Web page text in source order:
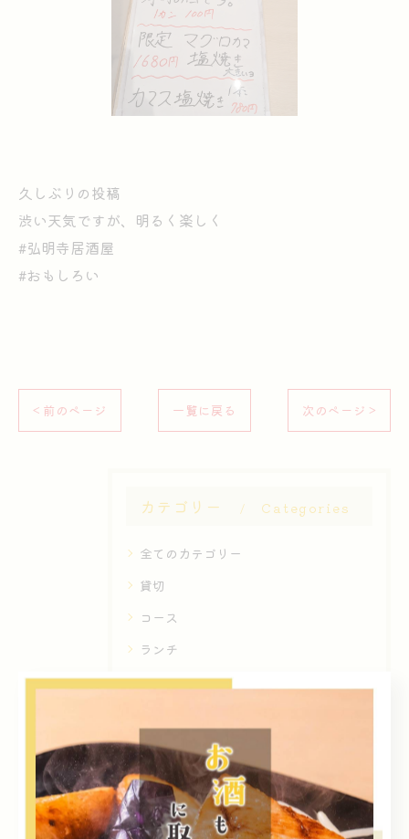
久しぶりの投稿
渋い天気ですが、明るく楽しく
#弘明寺居酒屋
#おもしろい
< 前のページ 一覧に戻る 次のページ >
カテゴリー Categories
全てのカテゴリー
貸切
コース
ランチ
ディナー
最近の投稿
Recent
Posts